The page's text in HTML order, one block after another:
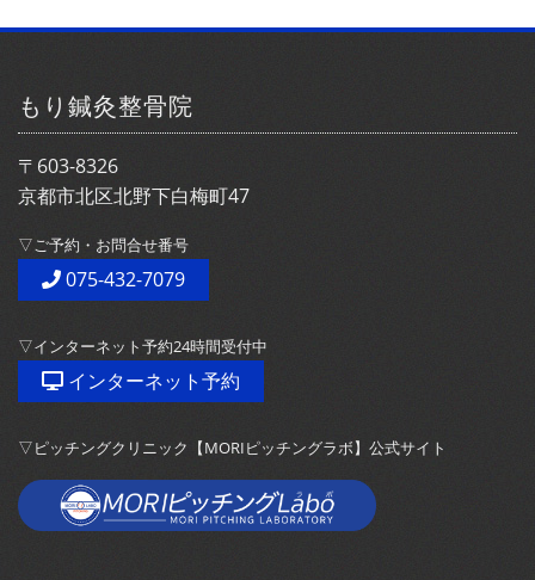
もり鍼灸整骨院
〒603-8326
京都市北区北野下白梅町47
▽ご予約・お問合せ番号
075-432-7079
▽インターネット予約24時間受付中
インターネット予約
▽ピッチングクリニック【MORIピッチングラボ】公式サイト